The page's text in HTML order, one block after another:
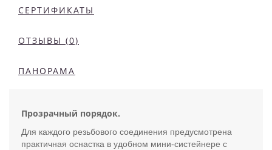
СЕРТИФИКАТЫ
ОТЗЫВЫ (0)
ПАНОРАМА
Прозрачный порядок.
Для каждого резьбового соединения предусмотрена
практичная оснастка в удобном мини-систейнере с